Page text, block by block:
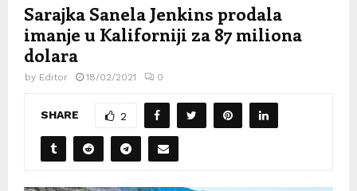
Sarajka Sanela Jenkins prodala
imanje u Kaliforniji za 87 miliona
dolara
by Editor 18/02/2021 0
SHARE 2